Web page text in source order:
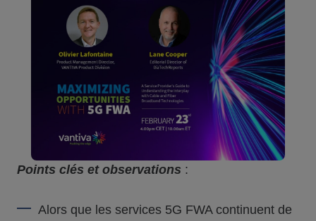
Points clés et observations :
Alors que les services 5G FWA continuent de